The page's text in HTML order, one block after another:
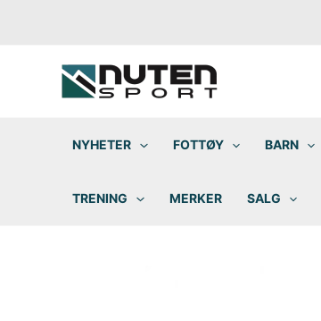
NYHETER FOTTØY BARN
TRENING MERKER SALG